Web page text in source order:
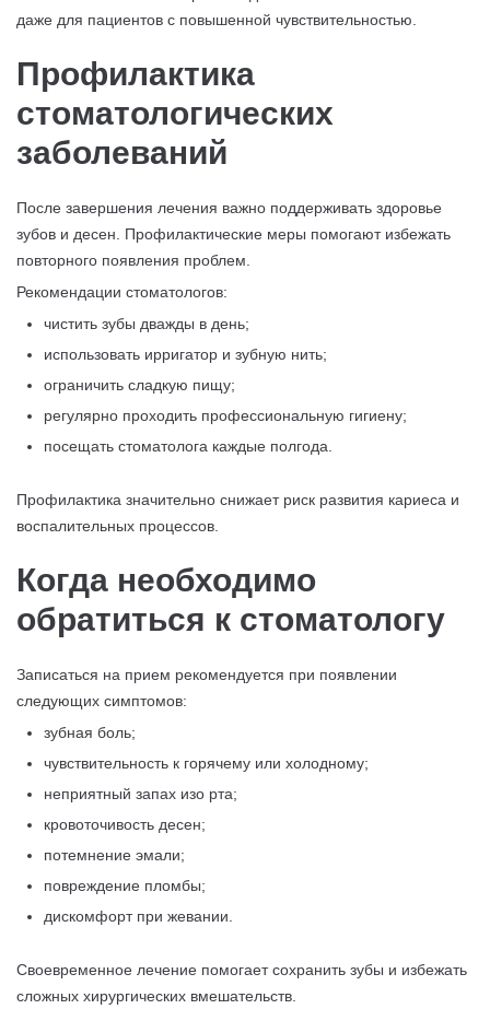
даже для пациентов с повышенной чувствительностью.
Профилактика
стоматологических
заболеваний
После завершения лечения важно поддерживать здоровье
зубов и десен. Профилактические меры помогают избежать
повторного появления проблем.
Рекомендации стоматологов:
чистить зубы дважды в день;
использовать ирригатор и зубную нить;
ограничить сладкую пищу;
регулярно проходить профессиональную гигиену;
посещать стоматолога каждые полгода.
Профилактика значительно снижает риск развития кариеса и
воспалительных процессов.
Когда необходимо
обратиться к стоматологу
Записаться на прием рекомендуется при появлении
следующих симптомов:
зубная боль;
чувствительность к горячему или холодному;
неприятный запах изо рта;
кровоточивость десен;
потемнение эмали;
повреждение пломбы;
дискомфорт при жевании.
Своевременное лечение помогает сохранить зубы и избежать
сложных хирургических вмешательств.